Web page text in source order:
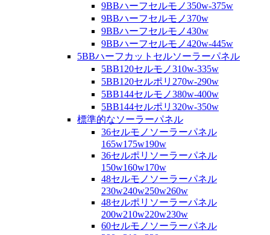
9BBハーフセルモノ350w-375w
9BBハーフセルモノ370w
9BBハーフセルモノ430w
9BBハーフセルモノ420w-445w
5BBハーフカットセルソーラーパネル
5BB120セルモノ310w-335w
5BB120セルポリ270w-290w
5BB144セルモノ380w-400w
5BB144セルポリ320w-350w
標準的なソーラーパネル
36セルモノソーラーパネル
165w175w190w
36セルポリソーラーパネル
150w160w170w
48セルモノソーラーパネル
230w240w250w260w
48セルポリソーラーパネル
200w210w220w230w
60セルモノソーラーパネル